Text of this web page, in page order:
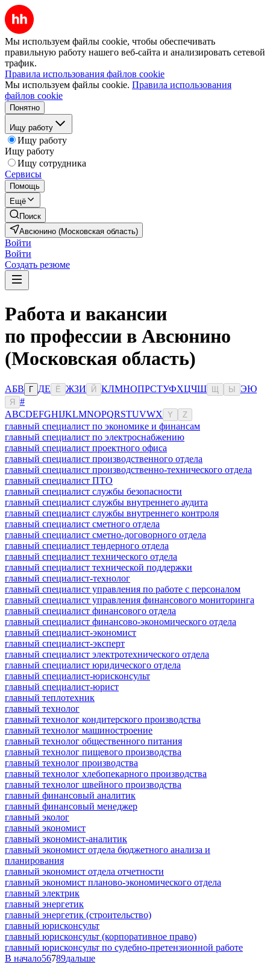
Мы используем файлы cookie, чтобы обеспечивать
правильную работу нашего веб-сайта и анализировать сетевой
трафик.
Правила использования файлов cookie
Мы используем файлы cookie. Правила использования
файлов cookie
Понятно
Ищу работу
Ищу работу
Ищу работу
Ищу сотрудника
Сервисы
Помощь
Ещё
Поиск
Авсюнино (Московская область)
Войти
Войти
Создать резюме
Работа и вакансии
по профессии в Авсюнино
(Московская область)
АБВ Г ДЕ Ё ЖЗИ Й КЛМНОПРСТУФХЦЧШ Ы ЭЮ
Я
#
ABCDEFGHIJKLMNOPQRSTUVWX Y Z
главный специалист по экономике и финансам
главный специалист по электроснабжению
главный специалист проектного офиса
главный специалист производственного отдела
главный специалист производственно-технического отдела
главный специалист ПТО
главный специалист службы безопасности
главный специалист службы внутреннего аудита
главный специалист службы внутреннего контроля
главный специалист сметного отдела
главный специалист сметно-договорного отдела
главный специалист тендерного отдела
главный специалист технического отдела
главный специалист технической поддержки
главный специалист-технолог
главный специалист управления по работе с персоналом
главный специалист управления финансового мониторинга
главный специалист финансового отдела
главный специалист финансово-экономического отдела
главный специалист-экономист
главный специалист-эксперт
главный специалист электротехнического отдела
главный специалист юридического отдела
главный специалист-юрисконсульт
главный специалист-юрист
главный теплотехник
главный технолог
главный технолог кондитерского производства
главный технолог машиностроение
главный технолог общественного питания
главный технолог пищевого производства
главный технолог производства
главный технолог хлебопекарного производства
главный технолог швейного производства
главный финансовый аналитик
главный финансовый менеджер
главный эколог
главный экономист
главный экономист-аналитик
главный экономист отдела бюджетного анализа и
планирования
главный экономист отдела отчетности
главный экономист планово-экономического отдела
главный электрик
главный энергетик
главный энергетик (строительство)
главный юрисконсульт
главный юрисконсульт (корпоративное право)
главный юрисконсульт по судебно-претензионной работе
В начало56789дальше